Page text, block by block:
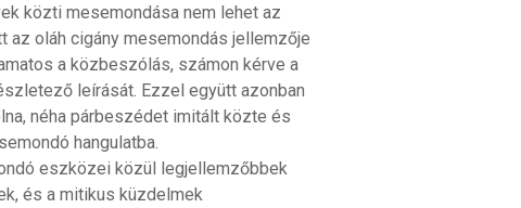
közti mesemondása nem lehet az
az oláh cigány mesemondás jellemzője
a közbeszólás, számon kérve a
leírását. Ezzel együtt azonban
néha párbeszédet imitált közte és
hangulatba.
eszközei közül legjellemzőbbek
és a mitikus küzdelmek